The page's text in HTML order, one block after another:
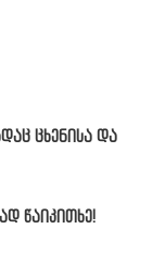
ცხენისა და
წაიკითხე!